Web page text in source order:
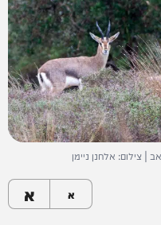
| צילום: אלחנן ניימן
א א